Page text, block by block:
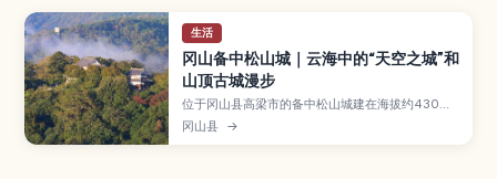
生活
冈山备中松山城｜云海中的“天空之城”和
山顶古城漫步
位于冈山县高梁市的备中松山城建在海拔约430米
的山顶，是现存12天守之一，以秋冬时被云海环
绕、宛如“天空之城”的景色而闻名。本文将介绍观
冈山县 →